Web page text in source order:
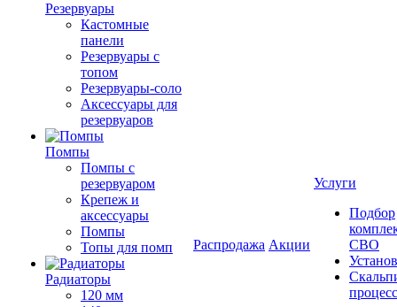
Резервуары
Кастомные
панели
Резервуары с
топом
Резервуары-соло
Аксессуары для
резервуаров
Помпы
Помпы с
резервуаром
Крепеж и
аксессуары
Помпы
Топы для помп
Радиаторы
120 мм
Распродажа Акции
Услуги
Подбор
СВО